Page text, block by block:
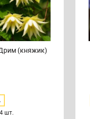
(княжик)
шт.